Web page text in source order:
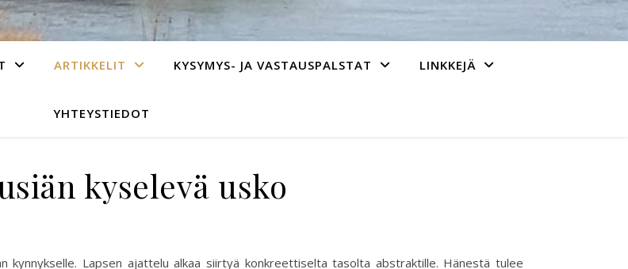
ARTIKKELIT KYSYMYS- JA VASTAUSPALSTAT LINKKEJÄ
YHTEYSTIEDOT
kyselevä usko
kynnykselle. Lapsen ajattelu alkaa siirtyä konkreettiselta tasolta abstraktille. Hänestä tulee